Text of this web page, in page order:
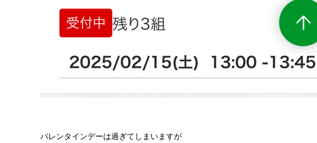
バレンタインデーは過ぎてしまいますが